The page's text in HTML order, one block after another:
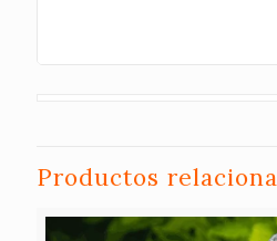
Productos